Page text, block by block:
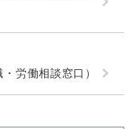
労働相談窓口）